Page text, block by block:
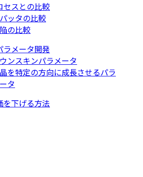
セスとの比較
ッタの比較
の比較
ラメータ開発
ンスキンパラメータ
を特定の方向に成長させるパラ
タ
を下げる方法